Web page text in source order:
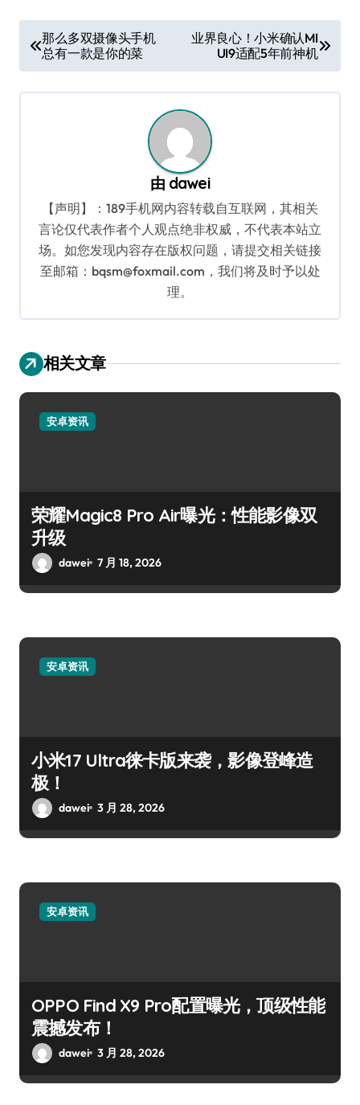
章
导
那么多双摄像头手机
总有一款是你的菜
业界良心！小米确认MI
UI9适配5年前神机
由 dawei
【声明】：189手机网内容转载自互联网，其相关
言论仅代表作者个人观点绝非权威，不代表本站立
场。如您发现内容存在版权问题，请提交相关链接
至邮箱：bqsm@foxmail.com，我们将及时予以处
理。
相关文章
安卓资讯
荣耀Magic8 Pro Air曝光：性能影像双
升级
dawei 7 月 18, 2026
安卓资讯
小米17 Ultra徕卡版来袭，影像登峰造
极！
dawei 3 月 28, 2026
安卓资讯
OPPO Find X9 Pro配置曝光，顶级性能
震撼发布！
dawei 3 月 28, 2026